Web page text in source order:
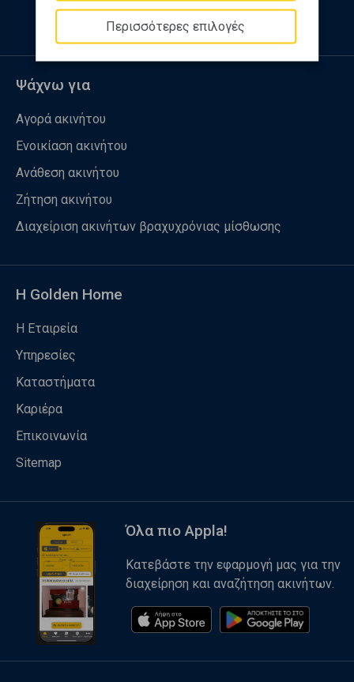
Περισσότερες επιλογές
Ψάχνω για
Αγορά ακινήτου
Ενοικίαση ακινήτου
Ανάθεση ακινήτου
Ζήτηση ακινήτου
Διαχείριση ακινήτων βραχυχρόνιας μίσθωσης
Η Golden Home
Η Εταιρεία
Υπηρεσίες
Καταστήματα
Καριέρα
Επικοινωνία
Sitemap
Όλα πιο Appla!
Κατεβάστε την εφαρμογή μας για την
διαχείρηση και αναζήτηση ακινήτων.